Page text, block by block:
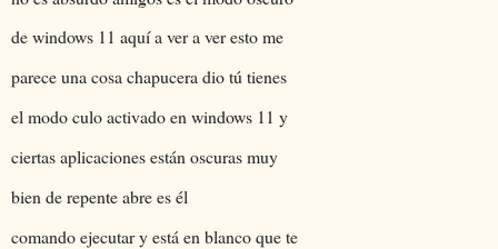
de windows 11 aquí a ver a ver esto me
parece una cosa chapucera dio tú tienes
el modo culo activado en windows 11 y
ciertas aplicaciones están oscuras muy
bien de repente abre es él
comando ejecutar y está en blanco que te